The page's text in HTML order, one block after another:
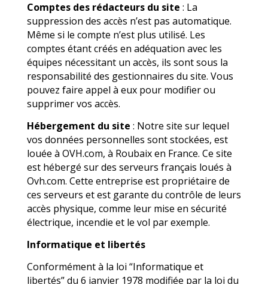
Comptes des rédacteurs du site : La
suppression des accès n’est pas automatique.
Même si le compte n’est plus utilisé. Les
comptes étant créés en adéquation avec les
équipes nécessitant un accès, ils sont sous la
responsabilité des gestionnaires du site. Vous
pouvez faire appel à eux pour modifier ou
supprimer vos accès.
Hébergement du site : Notre site sur lequel
vos données personnelles sont stockées, est
louée à OVH.com, à Roubaix en France. Ce site
est hébergé sur des serveurs français loués à
Ovh.com. Cette entreprise est propriétaire de
ces serveurs et est garante du contrôle de leurs
accès physique, comme leur mise en sécurité
électrique, incendie et le vol par exemple.
Informatique et libertés
Conformément à la loi “Informatique et
libertés” du 6 janvier 1978 modifiée par la loi du